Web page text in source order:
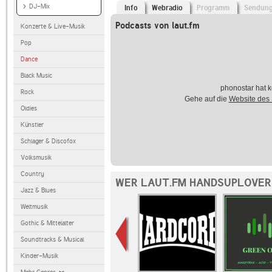
DJ-Mix
Konzerte & Live-Musik
Pop
Dance
Black Music
Rock
Oldies
Künstler
Schlager & Discofox
Volksmusik
Country
Jazz & Blues
Weltmusik
Gothic & Mittelalter
Soundtracks & Musical
Kinder-Musik
Info Webradio Programm
Podcasts von laut.fm
phonostar hat
Gehe auf die Website des
WER LAUT.FM